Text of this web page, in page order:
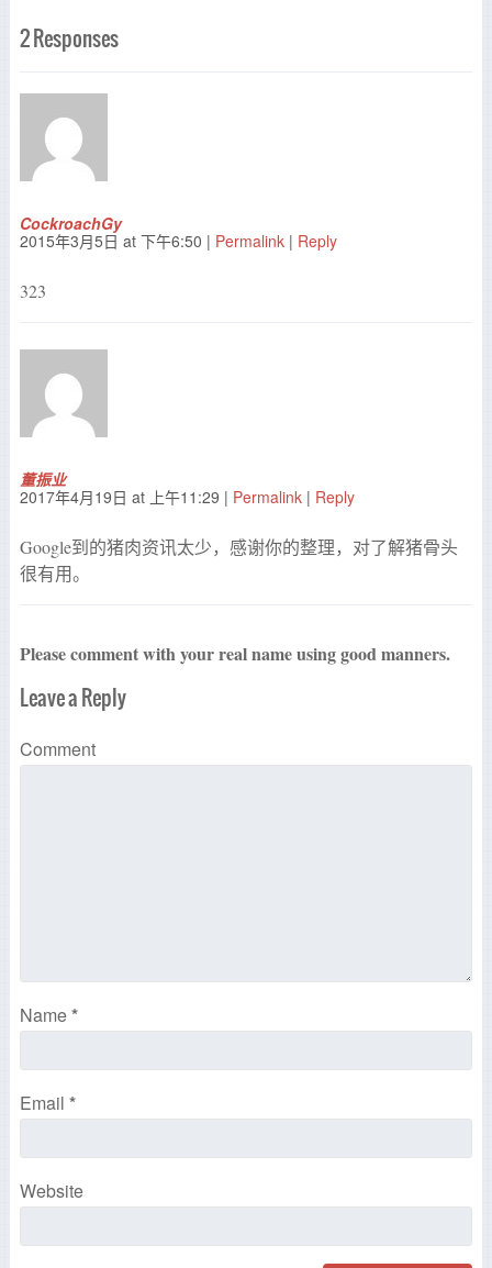
2 Responses
CockroachGy
2015年3月5日 at 下午6:50 | Permalink| Reply
323
董振业
2017年4月19日 at 上午11:29 | Permalink| Reply
Google到的猪肉资讯太少，感谢你的整理，对了解猪骨头
很有用。
Please comment with your real name using good manners.
Leave a Reply
Comment
Name*
Email *
Website